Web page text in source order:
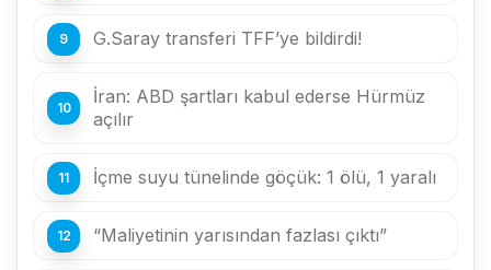
G.Saray transferi TFF’ye bildirdi!
İran: ABD şartları kabul ederse Hürmüz
açılır
İçme suyu tünelinde göçük: 1 ölü, 1 yaralı
“Maliyetinin yarısından fazlası çıktı”